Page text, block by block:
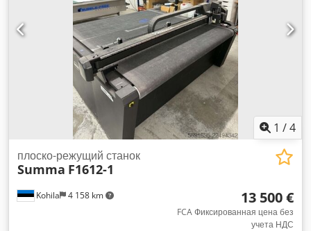
Anozr E Eye Hok Давление прижимной планки:
регулируется от 180 даН до 1500 даН Минимальная длина
реза: 15 мм (без использования прижимной планки) / 50 мм
(с использованием прижимной планки) Память и
программы: цифровая микропроцессорная система
управления с 99 программами и до 999 ячеек памяти
Требования к электропитанию: трехфазное напряжение
Собственный вес: 520 кг Габариты машины: 115 см
(ширина) × 135 см (длина) × 136 см (высота)
1 /4
Kohila 4 158 km
плоско-режущий станок
Summa F1612-1
13 500 €
FCA Фиксированная цена без
учета НДС